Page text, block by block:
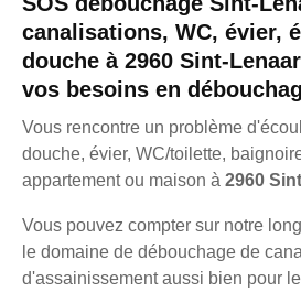
canalisations, WC, évier,
douche à 2960 Sint-
vos besoins en
Vous rencontre un problème
douche, évier, WC/toilette,
appartement ou maison à 2960
Vous pouvez compter sur notre
le domaine de débouchage de
d'assainissement aussi bien pour